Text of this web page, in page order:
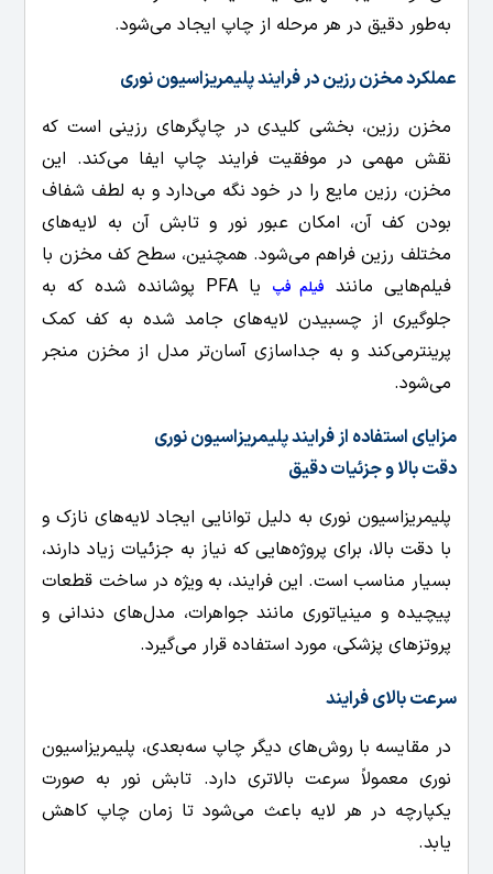
به‌طور دقیق در هر مرحله از چاپ ایجاد می‌شود.
عملکرد مخزن رزین در فرایند پلیمریزاسیون نوری
مخزن رزین، بخشی کلیدی در چاپگرهای رزینی است که
نقش مهمی در موفقیت فرایند چاپ ایفا می‌کند. این
مخزن، رزین مایع را در خود نگه می‌دارد و به لطف شفاف
بودن کف آن، امکان عبور نور و تابش آن به لایه‌های
مختلف رزین فراهم می‌شود. همچنین، سطح کف مخزن با
فیلم‌هایی مانند
فیلم فپ
یا PFA پوشانده شده که به
جلوگیری از چسبیدن لایه‌های جامد شده به کف کمک
پرینترمی‌کند و به جداسازی آسان‌تر مدل از مخزن منجر
می‌شود.
مزایای استفاده از فرایند پلیمریزاسیون نوری
دقت بالا و جزئیات دقیق
پلیمریزاسیون نوری به دلیل توانایی ایجاد لایه‌های نازک و
با دقت بالا، برای پروژه‌هایی که نیاز به جزئیات زیاد دارند،
بسیار مناسب است. این فرایند، به ویژه در ساخت قطعات
پیچیده و مینیاتوری مانند جواهرات، مدل‌های دندانی و
پروتزهای پزشکی، مورد استفاده قرار می‌گیرد.
سرعت بالای فرایند
در مقایسه با روش‌های دیگر چاپ سه‌بعدی، پلیمریزاسیون
نوری معمولاً سرعت بالاتری دارد. تابش نور به صورت
یکپارچه در هر لایه باعث می‌شود تا زمان چاپ کاهش
یابد.